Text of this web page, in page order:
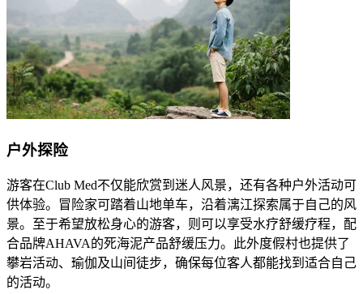
户外探险
游客在Club Med不仅能欣赏到迷人风景，还有各种户外活动可
供体验。冒险家可踏着山地单车，沿着漓江探索属于自己的风
景。至于希望放松身心的游客，则可以享受水疗舒缓疗程，配
合品牌AHAVA的死海泥产品舒缓压力。此外度假村也提供了
攀岩活动、瑜伽及山间徒步，确保每位客人都能找到适合自己
的活动。